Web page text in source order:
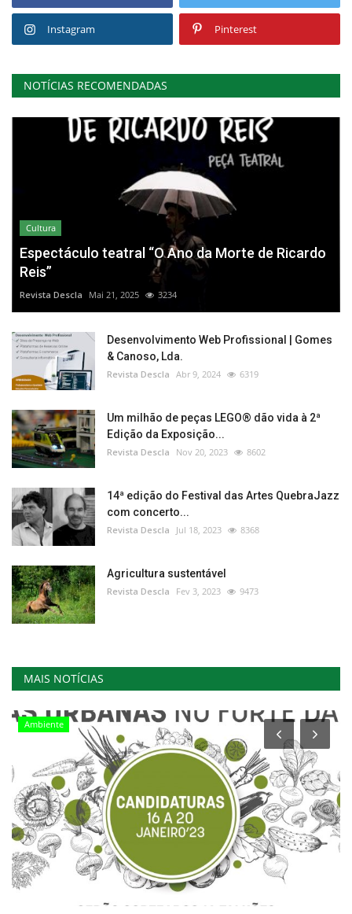
Instagram Pinterest
NOTÍCIAS RECOMENDADAS
Cultura
Espectáculo teatral “O Ano da Morte de Ricardo
Reis”
Revista Descla Mai 21, 2025 3234
Desenvolvimento Web Profissional | Gomes
& Canoso, Lda.
Revista Descla Abr 9, 2024 6319
Um milhão de peças LEGO® dão vida à 2ª
Edição da Exposição...
Revista Descla Nov 20, 2023 8602
14ª edição do Festival das Artes QuebraJazz
com concerto...
Revista Descla Jul 18, 2023 8368
Agricultura sustentável
Revista Descla Fev 3, 2023 9473
MAIS NOTÍCIAS
Ambiente